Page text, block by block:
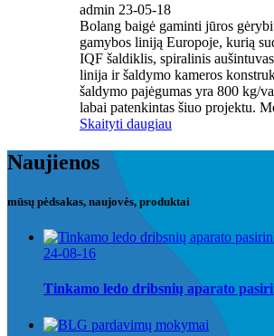
admin 23-05-18
Bolang baigė gaminti jūros
gamybos liniją Europoje, kurią
IQF šaldiklis, spiralinis
linija ir šaldymo kameros
šaldymo pajėgumas yra 800 kg/
labai patenkintas šiuo projektu.
Skaityti daugiau
Naujienos
mūsų pėdsakas, naujovės, produktai
24-08-16
Tinkamo ledo dribsnių aparato